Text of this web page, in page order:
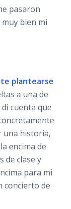
pasaron
bien mi
plantearse
a una de
cuenta que
una historia,
encima de
de clase y
para mi
concierto de